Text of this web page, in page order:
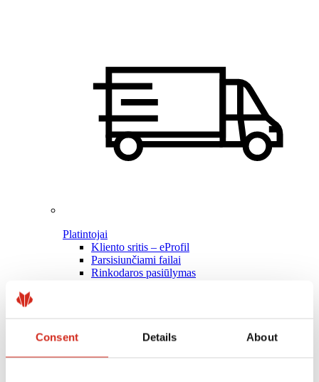
Consent Details About
Platintojai
Kliento sritis – eProfil
Parsisiunčiami failai
Rinkodaros pasiūlymas